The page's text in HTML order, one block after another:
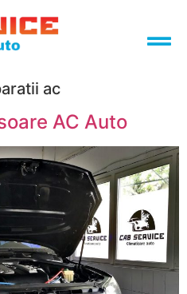
ac
AC Auto